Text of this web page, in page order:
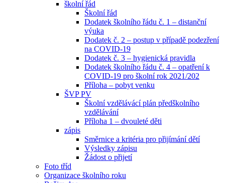
školní řád
Školní řád
Dodatek školního řádu č. 1 – distanční
výuka
Dodatek č. 2 – postup v případě podezření
na COVID-19
Dodatek č. 3 – hygienická pravidla
Dodatek školního řádu č. 4 – opatření k
COVID-19 pro školní rok 2021/202
Příloha – pobyt venku
ŠVP PV
Školní vzdělávácí plán předškolního
vzdělávání
Příloha 1 – dvouleté děti
zápis
Směrnice a kritéria pro přijímání dětí
Výsledky zápisu
Žádost o přijetí
Foto tříd
Organizace školního roku